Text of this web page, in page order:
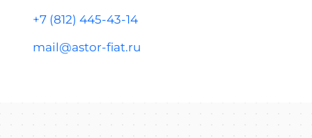
+7 (812) 445-43-14
mail@astor-fiat.ru